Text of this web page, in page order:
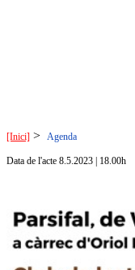
[Inici] > Agenda
Data de l'acte 8.5.2023 | 18.00h